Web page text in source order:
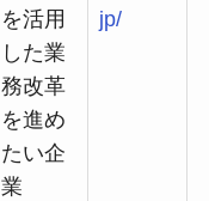
を活用
した業
務改革
を進め
たい企
業
jp/